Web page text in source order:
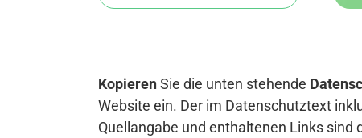
KopierenSie die unten stehende
Website ein. Der im Datenschutztext
Quellangabe und enthaltenen Links